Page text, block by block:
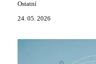
Ostatní
24. 05. 2026